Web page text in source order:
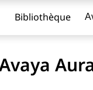
Bibliothèque